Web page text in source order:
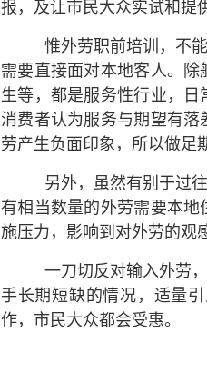
报，及让市民大众实试和提
惟外劳职前培训，不
需要直接面对本地客人。
生等，都是服务性行业，
消费者认为服务与期望有
劳产生负面印象，所以做足
另外，虽然有别于过
有相当数量的外劳需要本
施压力，影响到对外劳的观
一刀切反对输入外劳
手长期短缺的情况，适量
作，市民大众都会受惠。